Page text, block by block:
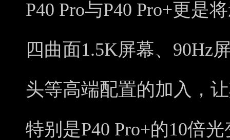
P40 Pro与P40 Pro+更是
四曲面1.5K屏幕、90Hz
头等高端配置的加入，
特别是P40 Pro+的10倍